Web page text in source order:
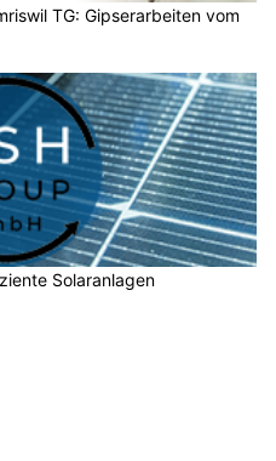
TG: Gipserarbeiten vom
Solaranlagen